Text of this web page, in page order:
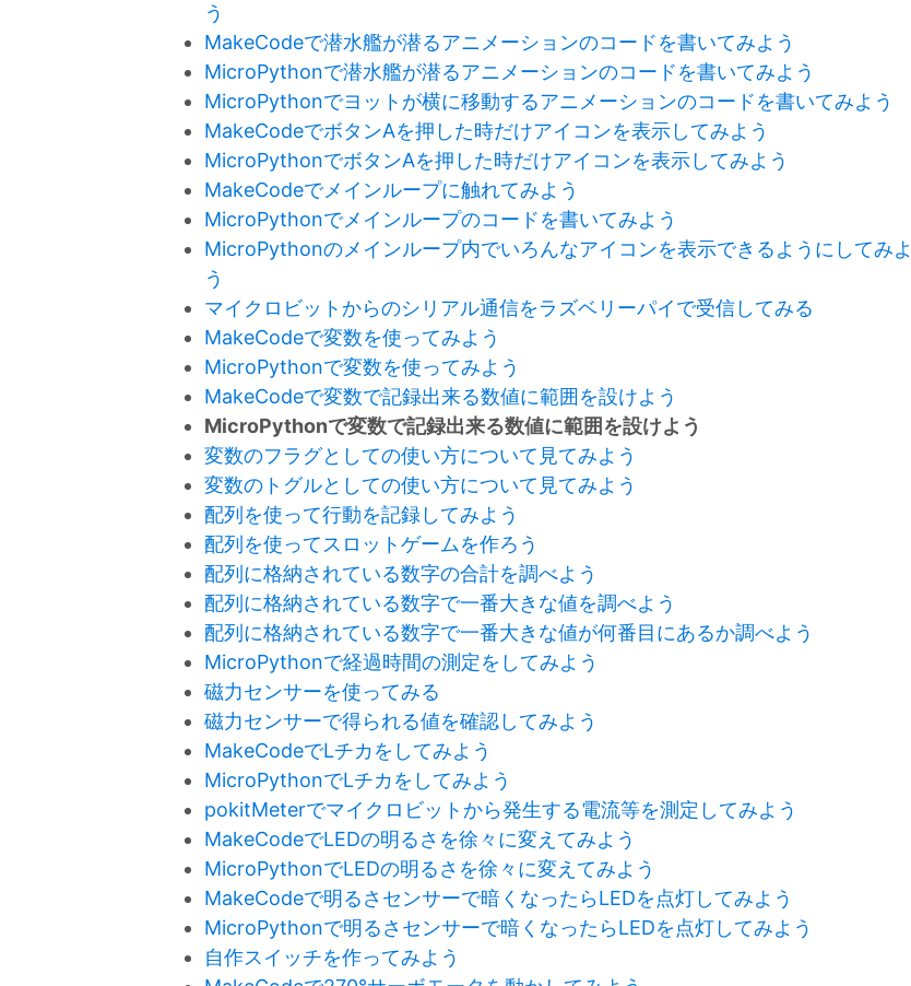
う
MakeCodeで潜水艦が潜るアニメーションのコードを書いてみよう
MicroPythonで潜水艦が潜るアニメーションのコードを書いてみよう
MicroPythonでヨットが横に移動するアニメーションのコードを書いてみよう
MakeCodeでボタンAを押した時だけアイコンを表示してみよう
MicroPythonでボタンAを押した時だけアイコンを表示してみよう
MakeCodeでメインループに触れてみよう
MicroPythonでメインループのコードを書いてみよう
MicroPythonのメインループ内でいろんなアイコンを表示できるようにしてみよ
う
マイクロビットからのシリアル通信をラズベリーパイで受信してみる
MakeCodeで変数を使ってみよう
MicroPythonで変数を使ってみよう
MakeCodeで変数で記録出来る数値に範囲を設けよう
MicroPythonで変数で記録出来る数値に範囲を設けよう
変数のフラグとしての使い方について見てみよう
変数のトグルとしての使い方について見てみよう
配列を使って行動を記録してみよう
配列を使ってスロットゲームを作ろう
配列に格納されている数字の合計を調べよう
配列に格納されている数字で一番大きな値を調べよう
配列に格納されている数字で一番大きな値が何番目にあるか調べよう
MicroPythonで経過時間の測定をしてみよう
磁力センサーを使ってみる
磁力センサーで得られる値を確認してみよう
MakeCodeでLチカをしてみよう
MicroPythonでLチカをしてみよう
pokitMeterでマイクロビットから発生する電流等を測定してみよう
MakeCodeでLEDの明るさを徐々に変えてみよう
MicroPythonでLEDの明るさを徐々に変えてみよう
MakeCodeで明るさセンサーで暗くなったらLEDを点灯してみよう
MicroPythonで明るさセンサーで暗くなったらLEDを点灯してみよう
自作スイッチを作ってみよう